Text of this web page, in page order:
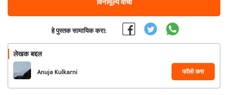
हे पुस्तक सामायिक करा:
लेखक बद्दल
Anuja Kulkarni फॉलो करा